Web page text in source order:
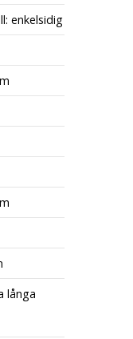
enkelsidig
långa